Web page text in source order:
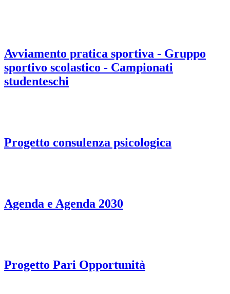
Avviamento pratica sportiva - Gruppo
sportivo scolastico - Campionati
studenteschi
Progetto consulenza psicologica
Agenda e Agenda 2030
Progetto Pari Opportunità